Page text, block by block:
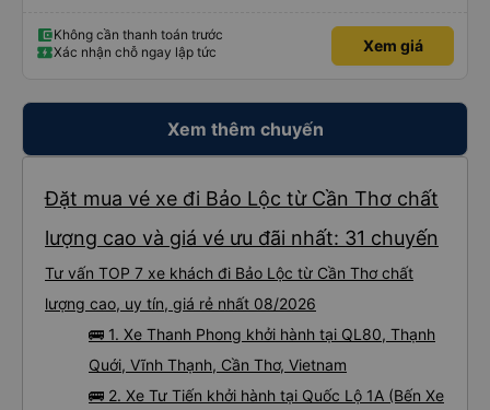
Không cần thanh toán trước
Xác nhận chỗ ngay lập tức
Xem giá
Xem thêm chuyến
Đặt mua vé xe đi Bảo Lộc từ Cần Thơ chất
lượng cao và giá vé ưu đãi nhất: 31 chuyến
Tư vấn TOP 7 xe khách đi Bảo Lộc từ Cần Thơ chất
lượng cao, uy tín, giá rẻ nhất 08/2026
🚌 1. Xe Thanh Phong khởi hành tại QL80, Thạnh
Quới, Vĩnh Thạnh, Cần Thơ, Vietnam
🚌 2. Xe Tư Tiến khởi hành tại Quốc Lộ 1A (Bến Xe